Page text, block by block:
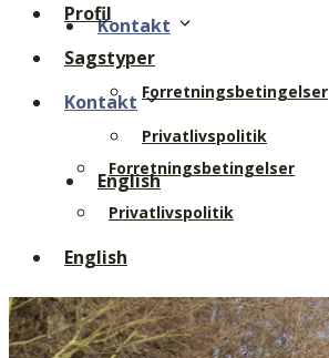
Kontakt
Forretningsbetingelser
Privatlivspolitik
English
Profil
Sagstyper
Kontakt
Forretningsbetingelser
Privatlivspolitik
English